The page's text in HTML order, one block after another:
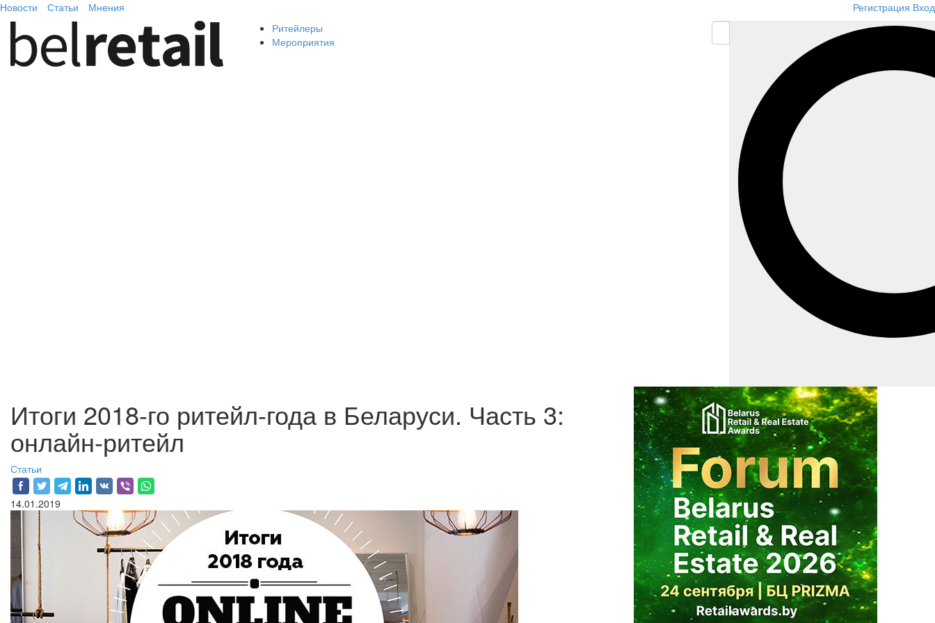
Новости Статьи Мнения Регистрация Вход
Ритейлеры
Мероприятия
Итоги 2018-го ритейл-года в Беларуси. Часть 3:
онлайн-ритейл
Статьи
14.01.2019